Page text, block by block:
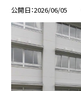
公開日 2026/06/05